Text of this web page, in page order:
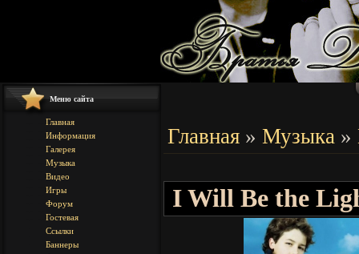
Меню сайта
Главная
Информация
Галерея
Музыка
Видео
Игры
Форум
Гостевая
Ссылки
Баннеры
Главная » Музыка »
I Will Be the